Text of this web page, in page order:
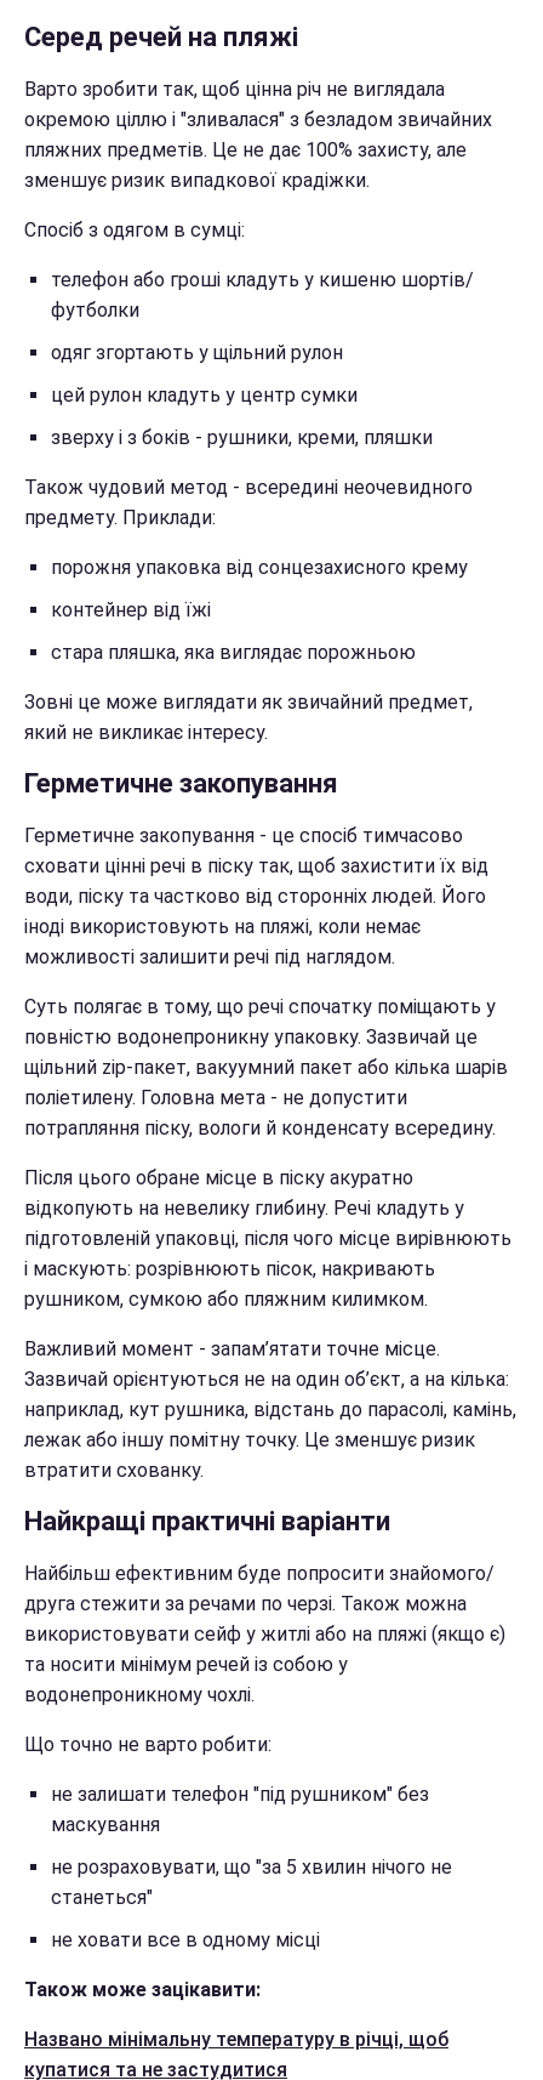
Серед речей на пляжі
Варто зробити так, щоб цінна річ не виглядала
окремою ціллю і "зливалася" з безладом звичайних
пляжних предметів. Це не дає 100% захисту, але
зменшує ризик випадкової крадіжки.
Спосіб з одягом в сумці:
телефон або гроші кладуть у кишеню шортів/
футболки
одяг згортають у щільний рулон
цей рулон кладуть у центр сумки
зверху і з боків - рушники, креми, пляшки
Також чудовий метод - всередині неочевидного
предмету. Приклади:
порожня упаковка від сонцезахисного крему
контейнер від їжі
стара пляшка, яка виглядає порожньою
Зовні це може виглядати як звичайний предмет,
який не викликає інтересу.
Герметичне закопування
Герметичне закопування - це спосіб тимчасово
сховати цінні речі в піску так, щоб захистити їх від
води, піску та частково від сторонніх людей. Його
іноді використовують на пляжі, коли немає
можливості залишити речі під наглядом.
Суть полягає в тому, що речі спочатку поміщають у
повністю водонепроникну упаковку. Зазвичай це
щільний zip-пакет, вакуумний пакет або кілька шарів
поліетилену. Головна мета - не допустити
потрапляння піску, вологи й конденсату всередину.
Після цього обране місце в піску акуратно
відкопують на невелику глибину. Речі кладуть у
підготовленій упаковці, після чого місце вирівнюють
і маскують: розрівнюють пісок, накривають
рушником, сумкою або пляжним килимком.
Важливий момент - запам’ятати точне місце.
Зазвичай орієнтуються не на один об’єкт, а на кілька:
наприклад, кут рушника, відстань до парасолі, камінь,
лежак або іншу помітну точку. Це зменшує ризик
втратити схованку.
Найкращі практичні варіанти
Найбільш ефективним буде попросити знайомого/
друга стежити за речами по черзі. Також можна
використовувати сейф у житлі або на пляжі (якщо є)
та носити мінімум речей із собою у
водонепроникному чохлі.
Що точно не варто робити:
не залишати телефон "під рушником" без
маскування
не розраховувати, що "за 5 хвилин нічого не
станеться"
не ховати все в одному місці
Також може зацікавити:
Названо мінімальну температуру в річці, щоб
купатися та не застудитися